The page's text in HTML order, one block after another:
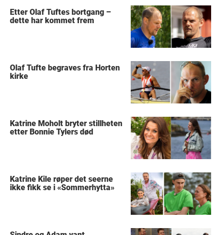
Etter Olaf Tuftes bortgang –
dette har kommet frem
Olaf Tufte begraves fra Horten
kirke
Katrine Moholt bryter stillheten
etter Bonnie Tylers død
Katrine Kile røper det seerne
ikke fikk se i «Sommerhytta»